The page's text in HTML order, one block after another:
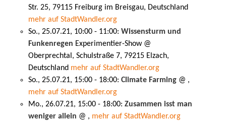
Str. 25, 79115 Freiburg im Breisgau, Deutschland
mehr auf StadtWandler.org
So., 25.07.21, 10:00 - 11:00: Wissensturm und
Funkenregen Experimentier-Show @
Oberprechtal, Schulstraße 7, 79215 Elzach,
Deutschland mehr auf StadtWandler.org
So., 25.07.21, 15:00 - 18:00: Climate Farming @ ,
mehr auf StadtWandler.org
Mo., 26.07.21, 15:00 - 18:00: Zusammen isst man
weniger allein @ , mehr auf StadtWandler.org